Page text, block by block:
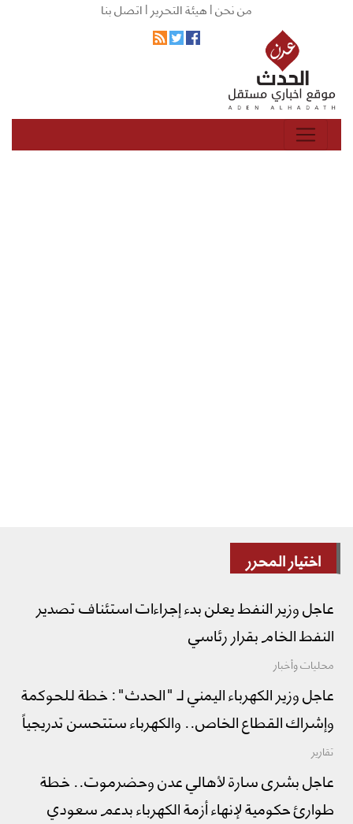
من نحن |هيئة التحرير |اتصل بنا
اختيار المحرر
عاجل وزير النفط يعلن بدء إجراءات استئناف تصدير
النفط الخام بقرار رئاسي
محليات وأخبار
عاجل وزير الكهرباء اليمني لـ "الحدث": خطة للحوكمة
وإشراك القطاع الخاص.. والكهرباء ستتحسن تدريجياً
تقارير
عاجل بشرى سارة لأهالي عدن وحضرموت.. خطة
طوارئ حكومية لإنهاء أزمة الكهرباء بدعم سعودي